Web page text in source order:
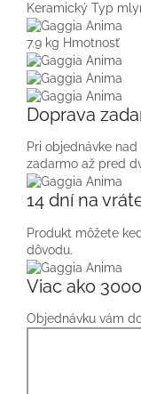
Keramický Typ
7.9 kg Hmotnosť
Doprava
Pri objednávke
zadarmo až pred
14 dní na
Produkt môžete
dôvodu.
Viac ako
Objednávku vám